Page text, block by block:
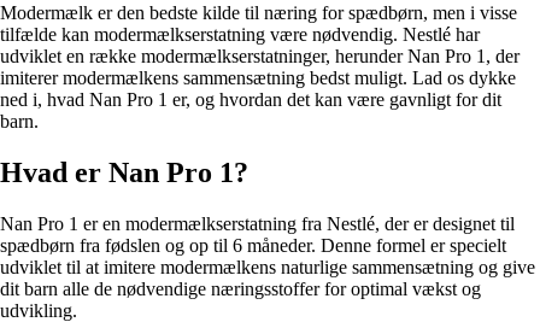
Modermælk er den bedste kilde til næring for spædbørn, men i visse
tilfælde kan modermælkserstatning være nødvendig. Nestlé har
udviklet en række modermælkserstatninger, herunder Nan Pro 1, der
imiterer modermælkens sammensætning bedst muligt. Lad os dykke
ned i, hvad Nan Pro 1 er, og hvordan det kan være gavnligt for dit
barn.
Hvad er Nan Pro 1?
Nan Pro 1 er en modermælkserstatning fra Nestlé, der er designet til
spædbørn fra fødslen og op til 6 måneder. Denne formel er specielt
udviklet til at imitere modermælkens naturlige sammensætning og give
dit barn alle de nødvendige næringsstoffer for optimal vækst og
udvikling.